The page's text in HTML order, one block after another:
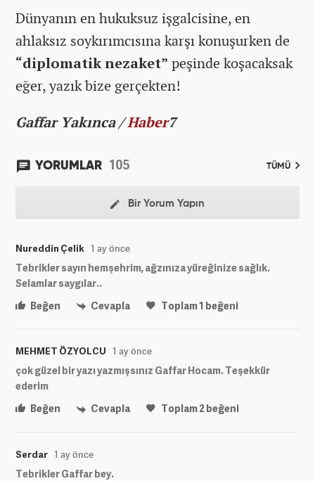
Dünyanın en hukuksuz işgalcisine, en
ahlaksız soykırımcısına karşı konuşurken de
“diplomatik nezaket” peşinde koşacaksak
eğer, yazık bize gerçekten!
Gaffar Yakınca /Haber7
YORUMLAR 105 TÜMÜ
Bir Yorum Yapın
Nureddin Çelik 1 ay önce
Tebrikler sayın hemşehrim, ağzınıza yüreğinize sağlık.
Selamlar saygılar..
Beğen
Cevapla Toplam1 beğeni
MEHMET ÖZYOLCU 1 ay önce
çok güzel bir yazı yazmışsınız Gaffar Hocam. Teşekkür
ederim
Beğen
Cevapla Toplam2beğeni
Serdar 1 ay önce
Tebrikler Gaffar bey.